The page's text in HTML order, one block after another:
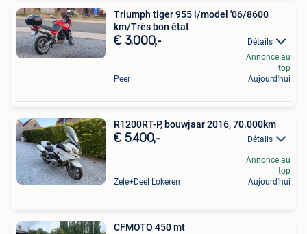
Triumph tiger 955 i/model '06/8600
km/Très bon état
€ 3.000,- Détails
Peer
Annonce au
top
Aujourd'hui
R1200RT-P, bouwjaar 2016, 70.000km
€ 5.400,- Détails
Zele+Deel Lokeren
Annonce au
top
Aujourd'hui
CFMOTO 450 mt